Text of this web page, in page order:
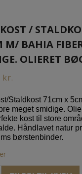
/
M/ BAHIA
OLIERET
kr.
Staldkost 71cm x
meget smidige.
kost til store
Håndlavet natur
børstenbinder.